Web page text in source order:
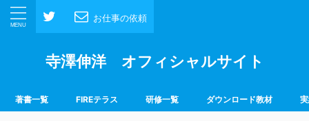
お仕事の依頼
寺澤伸洋 オフィシャルサイト
著書一覧 FIREテラス 研修一覧 ダウンロード教材